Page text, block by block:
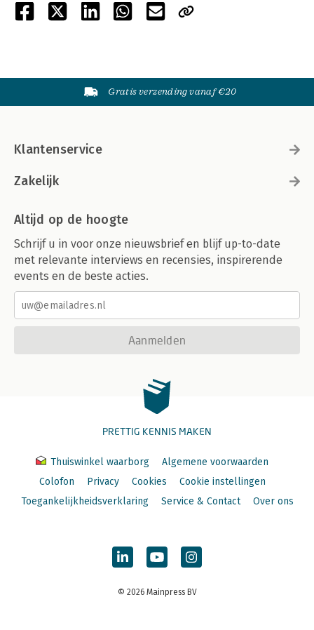
Gratis verzending vanaf €20
Klantenservice
Zakelijk
Altijd op de hoogte
Schrijf u in voor onze nieuwsbrief en blijf up-to-date
met relevante interviews en recensies, inspirerende
events en de beste acties.
Aanmelden
PRETTIG KENNIS MAKEN
Thuiswinkel waarborg
Algemene voorwaarden
Colofon
Privacy Cookies
Cookie instellingen
Toegankelijkheidsverklaring
Service & Contact Over ons
© 2026 Mainpress BV